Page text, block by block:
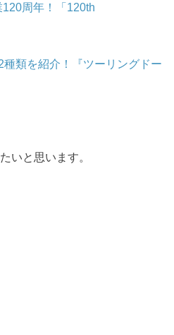
周年！「120th
類を紹介！『ツーリングドー
いと思います。